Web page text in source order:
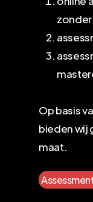
Op basis
bieden wij
maat.